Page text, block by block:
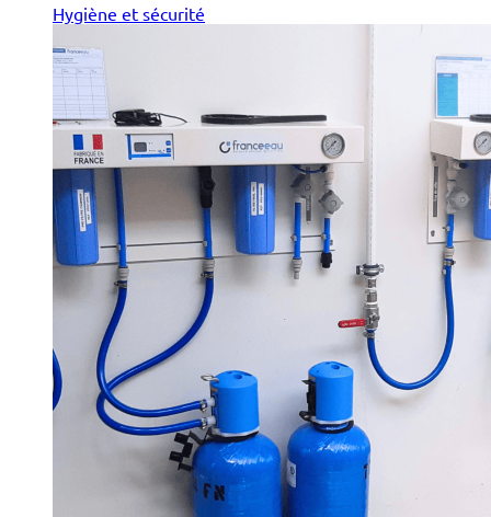
Hygiène et sécurité